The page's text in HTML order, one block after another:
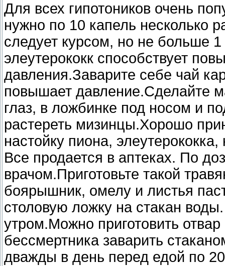
Для всех гипотоников очень
нужно по 10 капель несколько
следует курсом, но не больше
элеутерококк способствует
давления.Заварите себе чай
повышает давление.Сделайте
глаз, в ложбинке под носом и
растереть мизинцы.Хорошо
настойку пиона,
Все продается в аптеках. По
врачом.Приготовьте такой
боярышник, омелу и листья
столовую ложку на стакан
утром.Можно приготовить
бессмертника заварить
дважды в день перед едой по